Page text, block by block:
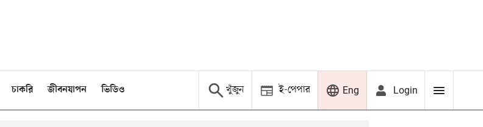
চাকরি জীবনযাপন ভিডিও খুঁজুন ই-পেপার Eng Login